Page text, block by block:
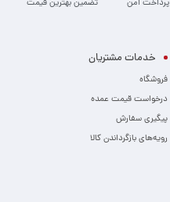
پرداخت امن تضمین بهترین قیمت
خدمات مشتریان
فروشگاه
درخواست قیمت عمده
پیگیری سفارش
رویه‌های بازگرداندن کالا